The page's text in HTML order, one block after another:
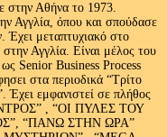
στην Αθήνα το 1973.
Αγγλία, όπου και σπούδασε
Έχει μεταπτυχιακό στο
Αγγλία. Είναι μέλος του
Senior Business Process
στα περιοδικά “Τρίτο
εμφανιστεί σε πλήθος
, “ΟΙ ΠΥΛΕΣ ΤΟΥ
“ΠΑΝΩ ΣΤΗΝ ΩΡΑ”